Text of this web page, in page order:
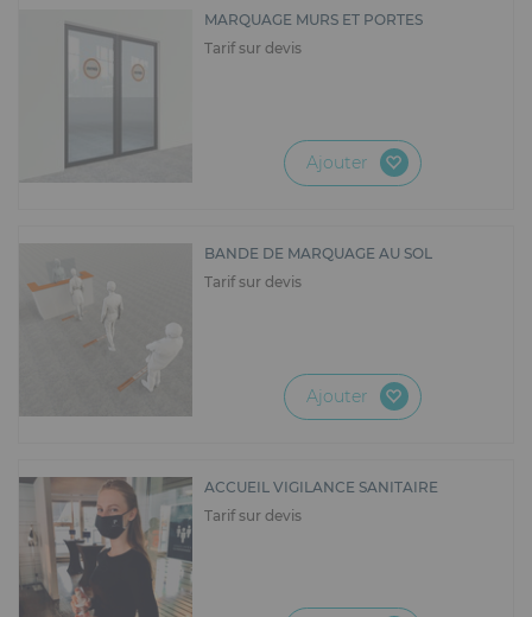
MARQUAGE MURS ET PORTES
Tarif sur devis
Ajouter
BANDE DE MARQUAGE AU SOL
Tarif sur devis
Ajouter
ACCUEIL VIGILANCE SANITAIRE
Tarif sur devis